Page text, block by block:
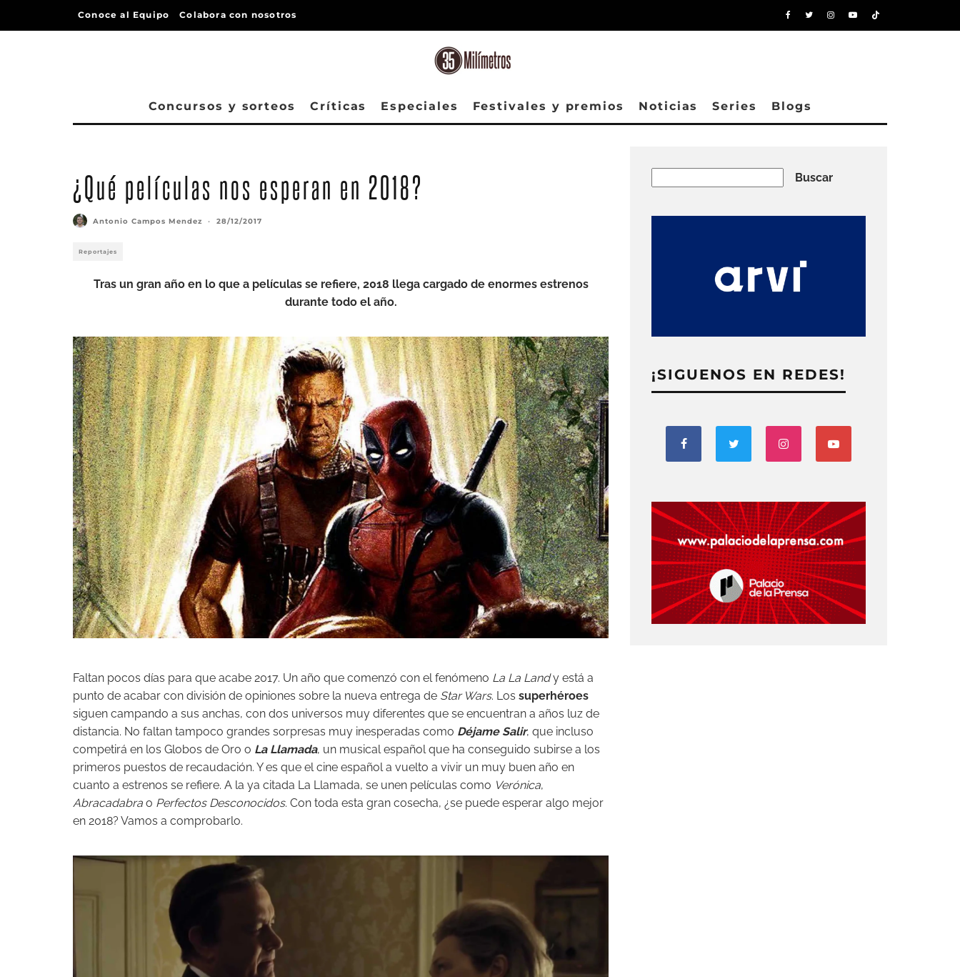
Conoce al Equipo Colabora con nosotros
Concursos y sorteos Críticas Especiales Festivales y premios Noticias Series Blogs
¿Qué películas nos esperan en 2018?
Antonio Campos Mendez · 28/12/2017
Reportajes
Tras un gran año en lo que a películas se refiere, 2018 llega cargado de enormes estrenos
durante todo el año.
Faltan pocos días para que acabe 2017. Un año que comenzó con el fenómeno La La Landy está a
punto de acabar con división de opiniones sobre la nueva entrega de Star Wars. Los superhéroes
siguen campando a sus anchas, con dos universos muy diferentes que se encuentran a años luz de
distancia. No faltan tampoco grandes sorpresas muy inesperadas como Déjame Salir, que incluso
competirá en los Globos de Oro o La Llamada, un musical español que ha conseguido subirse a los
primeros puestos de recaudación. Y es que el cine español a vuelto a vivir un muy buen año en
cuanto a estrenos se refiere. A la ya citada La Llamada, se unen películas como Verónica,
Abracadabra o Perfectos Desconocidos. Con toda esta gran cosecha, ¿se puede esperar algo mejor
en 2018? Vamos a comprobarlo.
Buscar
¡SIGUENOS EN REDES!